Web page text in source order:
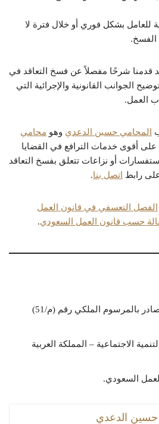
للعامل بشكل فوري أو خلال فترة لا
قدمنا شرحًا مفصلاً عن فسخ التعاقد في
الجوانب القانونية والإجرائية التي
العمل.
المحامي حسين الدعدي وهو محامي
أقوى خدمات الترافع في القضايا
أو نزاعات تتعلق بفسخ التعاقد
رابط اتصل بنا.
الفصل التعسفي في قانون العمل
حسب قانون العمل السعودي.
نظام العمل السعودي الصادر بالمرسوم الملكي رقم (م/51)
الاجتماعية – المملكة العربية
العمل السعودي.
حسين الدعدي